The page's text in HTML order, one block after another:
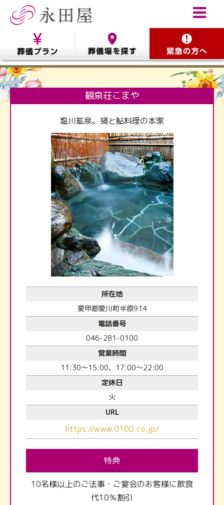
観泉荘こまや
塩川鉱泉。猪と鮎料理の本家
所在地
愛甲郡愛川町半原914
電話番号
046-281-0100
営業時間
11:30～15:00、17:00～22:00
定休日
火
URL
https://www.0100.co.jp/
特典
10名様以上のご法事・ご宴会のお客様に飲食
代10％割引